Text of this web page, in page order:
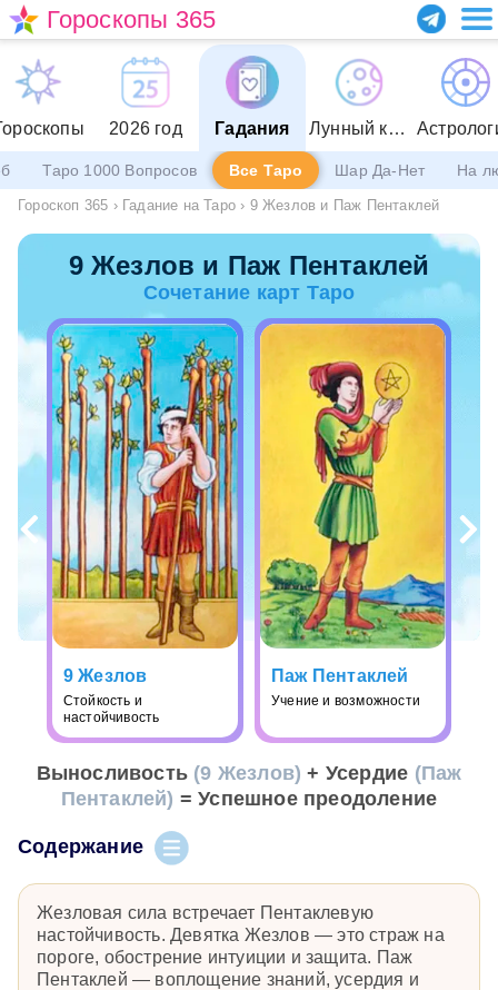
Гороскопы 365
2026 год Гадания Лунный календарь
Таро 1000 Вопросов Все Таро Шар Да-Нет На
Гороскоп 365 › Гадание на Таро › 9 Жезлов и Паж Пентаклей
9 Жезлов и Паж Пентаклей
Сочетание карт Таро
9 Жезлов
Стойкость и
настойчивость
Паж Пентаклей
Учение и возможности
Выносливость (9 Жезлов) + Усердие (Паж
Пентаклей) = Успешное преодоление
Содержание
Жезловая сила встречает Пентаклевую
настойчивость. Девятка Жезлов — это страж на
пороге, обострение интуиции и защита. Паж
Пентаклей — воплощение знаний, усердия и